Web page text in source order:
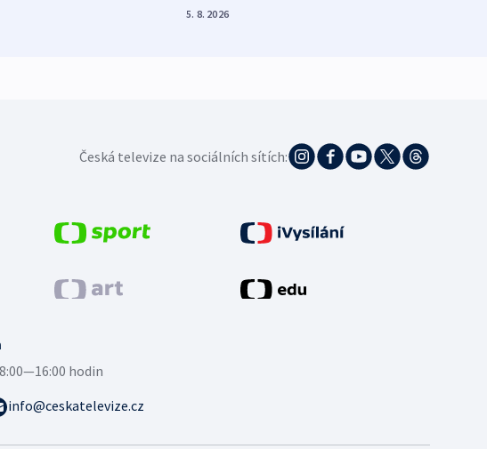
5. 8. 2026
Česká televize na sociálních sítích:
8:00—16:00 hodin
info@ceskatelevize.cz